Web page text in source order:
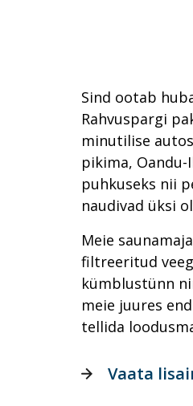
Sind ootab
Rahvuspargi
minutilise
pikima, Oandu-
puhkuseks nii
naudivad üksi
Meie
filtreeritud
kümblustünn
meie juures
tellida
Vaata